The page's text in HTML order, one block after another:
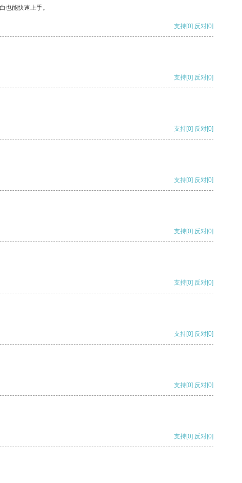
也能快速上手。
支持[0] 反对[0]
支持[0] 反对[0]
支持[0] 反对[0]
支持[0] 反对[0]
支持[0] 反对[0]
支持[0] 反对[0]
支持[0] 反对[0]
支持[0] 反对[0]
支持[0] 反对[0]